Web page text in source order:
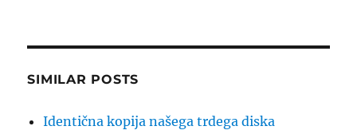
SIMILAR POSTS
Identična kopija našega trdega diska